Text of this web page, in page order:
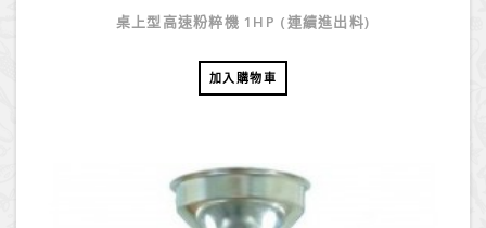
桌上型高速粉粹機 1HP (連續進出料)
加入購物車